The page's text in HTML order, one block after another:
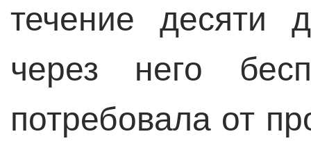
течение десяти
через него
потребовала от